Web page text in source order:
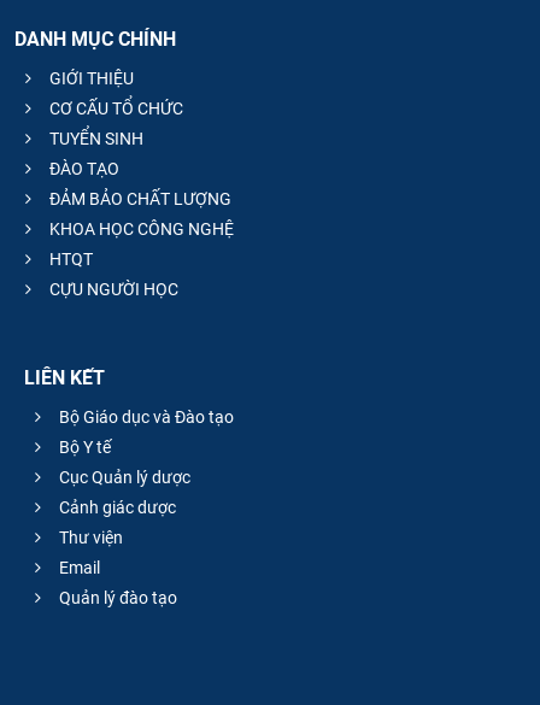
DANH MỤC CHÍNH
GIỚI THIỆU
CƠ CẤU TỔ CHỨC
TUYỂN SINH
ĐÀO TẠO
ĐẢM BẢO CHẤT LƯỢNG
KHOA HỌC CÔNG NGHỆ
HTQT
CỰU NGƯỜI HỌC
LIÊN KẾT
Bộ Giáo dục và Đào tạo
Bộ Y tế
Cục Quản lý dược
Cảnh giác dược
Thư viện
Email
Quản lý đào tạo